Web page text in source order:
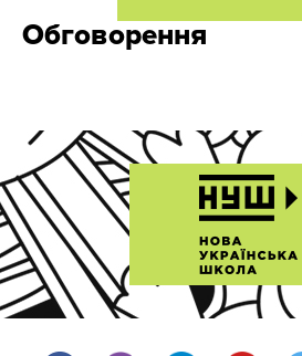
Обговорення